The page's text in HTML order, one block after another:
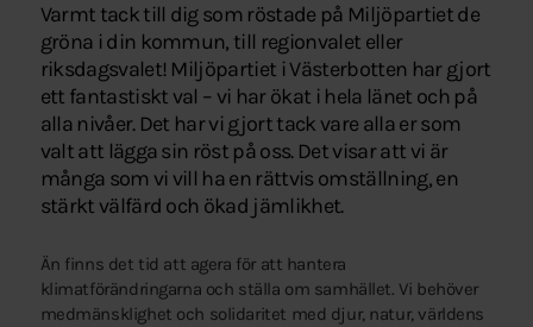
Varmt tack till dig som röstade på Miljöpartiet de
gröna i din kommun, till regionvalet eller
riksdagsvalet! Miljöpartiet i Västerbotten har gjort
ett fantastiskt val – vi har ökat i hela länet och på
alla nivåer. Det har vi gjort tack vare alla er som
valt att lägga sin röst på oss. Det visar att vi är
många som vi vill ha en rättvis omställning, en
stärkt välfärd och ökad jämlikhet.
Än finns det tid att agera för att hantera
klimatförändringarna och ställa om samhället. Vi behöver
medmänsklighet och solidaritet med djur, natur, världens